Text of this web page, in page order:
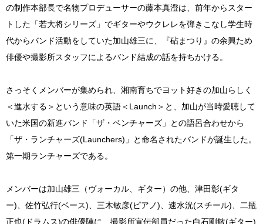
の制作本部長で名物プロデューサーの藤本真澄は、前年からスター
トした「若大将シリーズ」でギターやウクレレを弾きこなし学生時
代からバンド活動をしていた加山雄三に、『砧まつり』の余興ため
俳優や撮影所スタッフによるバンド結成の話を持ちかける。
さっそくメンバーが集められ、湘南育ちでヨット好きの加山らしく
＜進水する＞という意味の英語＜Launch＞と、加山が当時愛聴して
いた米国の新進バンド「ザ・ベンチャーズ」との語呂合わせから
「ザ・ランチャーズ(Launchers)」と命名されたバンドが誕生した。
第一期ランチャーズである。
メンバーは加山雄三（ヴォーカル、ギター）の他、津田彰(ギタ
ー)、佐竹弘行(ベース)、三木敏彦(ピアノ)、速水洸(スチール)、二瓶
正也(ドラムス)の俳優陣に、撮影所宣伝部員だった白石剛敏(ギター)